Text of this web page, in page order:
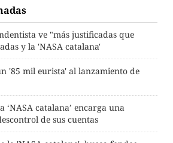
ve "más justificadas que
y la 'NASA catalana'
'85 mil eurista' al lanzamiento de
‘NASA catalana’ encarga una
de sus cuentas